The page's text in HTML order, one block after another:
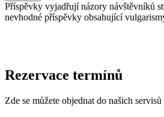
Příspěvky vyjadřují názory návštěvníků
nevhodné příspěvky obsahující
Rezervace termínů
Zde se můžete objednat do našich servisů